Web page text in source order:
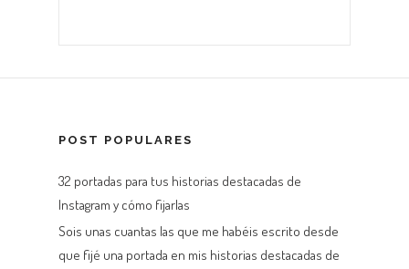
POST POPULARES
32 portadas para tus historias destacadas de
Instagram y cómo fijarlas
Sois unas cuantas las que me habéis escrito desde
que fijé una portada en mis historias destacadas de